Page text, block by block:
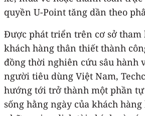
quyền U-Point tăng dần theo
Được phát triển trên cơ sở tham
khách hàng thân thiết thành
đồng thời nghiên cứu sâu hành
người tiêu dùng Việt Nam,
hướng tới trở thành một phần
sống hằng ngày của khách